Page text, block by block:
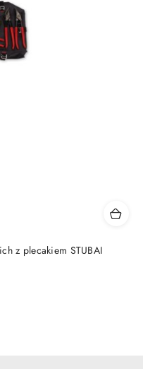
z plecakiem STUBAI